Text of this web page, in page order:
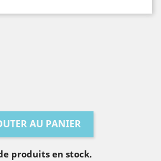
AU PANIER
produits en stock.